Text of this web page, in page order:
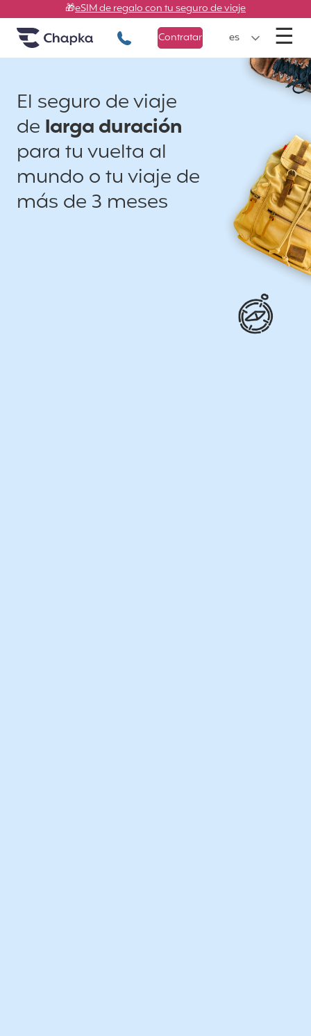
Ir directamente al contenido
Chapka Seguros de viaje
🎁eSIM de regalo con tu seguro de viaje
+34 900 805 947
Contratar es ☰
El seguro de viaje
de larga duración
para tu vuelta al
mundo o tu viaje de
más de 3 meses